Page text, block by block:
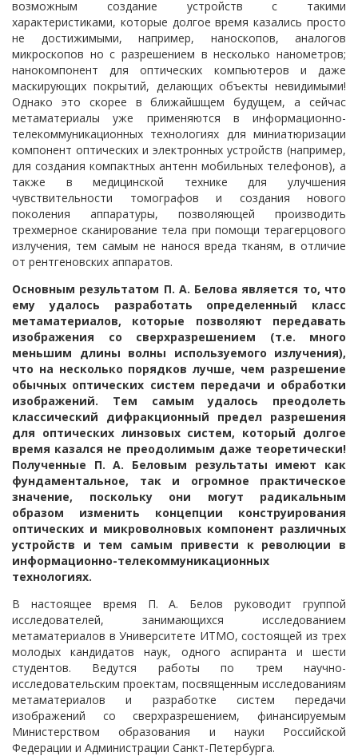
возможным создание устройств с такими
характеристиками, которые долгое время казались просто
не достижимыми, например, наноскопов, аналогов
микроскопов но с разрешением в несколько нанометров;
нанокомпонент для оптических компьютеров и даже
маскирующих покрытий, делающих объекты невидимыми!
Однако это скорее в ближайшщем будущем, а сейчас
метаматериалы уже применяются в информационно-
телекоммуникационных технологиях для миниатюризации
компонент оптических и электронных устройств (например,
для создания компактных антенн мобильных телефонов), а
также в медицинской технике для улучшения
чувствительности томографов и создания нового
поколения аппаратуры, позволяющей производить
трехмерное сканирование тела при помощи терагерцового
излучения, тем самым не нанося вреда тканям, в отличие
от рентгеновских аппаратов.
Основным результатом П. А. Белова является то, что
ему удалось разработать определенный класс
метаматериалов, которые позволяют передавать
изображения со сверхразрешением (т.е. много
меньшим длины волны используемого излучения),
что на несколько порядков лучше, чем разрешение
обычных оптических систем передачи и обработки
изображений. Тем самым удалось преодолеть
классический дифракционный предел разрешения
для оптических линзовых систем, который долгое
время казался не преодолимым даже теоретически!
Полученные П. А. Беловым результаты имеют как
фундаментальное, так и огромное практическое
значение, поскольку они могут радикальным
образом изменить концепции конструирования
оптических и микроволновых компонент различных
устройств и тем самым привести к революции в
информационно-телекоммуникационных
технологиях.
В настоящее время П. А. Белов руководит группой
исследователей, занимающихся исследованием
метаматериалов в Университете ИТМО, состоящей из трех
молодых кандидатов наук, одного аспиранта и шести
студентов. Ведутся работы по трем научно-
исследовательским проектам, посвященным исследованиям
метаматериалов и разработке систем передачи
изображений со сверхразрешением, финансируемым
Министерством образования и науки Российской
Федерации и Администрации Санкт-Петербурга.